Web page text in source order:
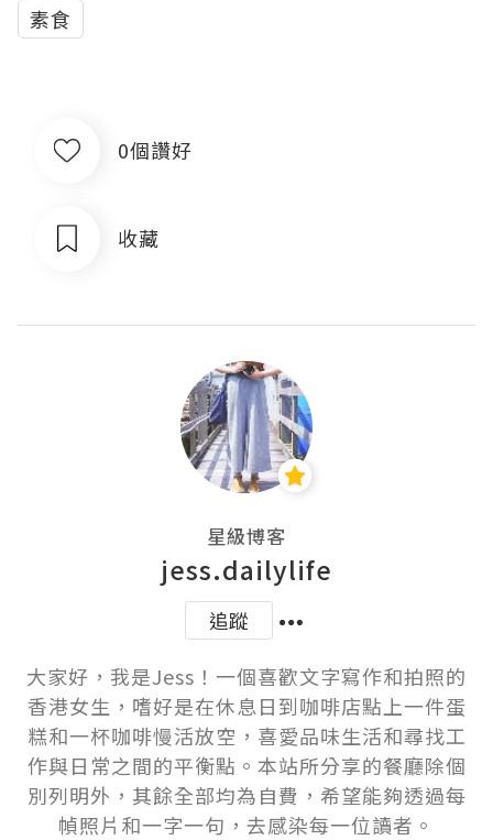
素食
0個讚好
收藏
星級博客
jess.dailylife
追蹤
大家好，我是Jess！一個喜歡文字寫作和拍照的
香港女生，嗜好是在休息日到咖啡店點上一件蛋
糕和一杯咖啡慢活放空，喜愛品味生活和尋找工
作與日常之間的平衡點。本站所分享的餐廳除個
別列明外，其餘全部均為自費，希望能夠透過每
幀照片和一字一句，去感染每一位讀者。